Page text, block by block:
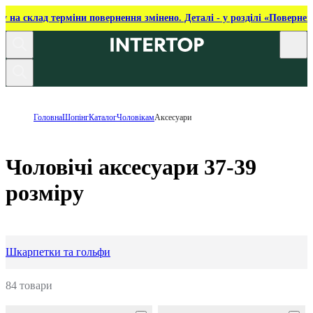
на склад терміни повернення змінено. Деталі - у розділі
ГоловнаШопінгКаталогЧоловікамАксесуари
Чоловічі аксесуари 37-39
розміру
Шкарпетки та гольфи
84 товари